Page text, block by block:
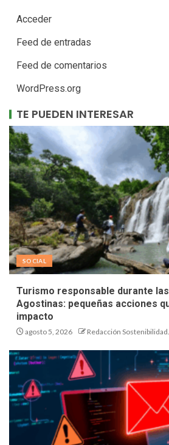
Acceder
Feed de entradas
Feed de comentarios
WordPress.org
TE PUEDEN INTERESAR
SOCIAL
Turismo responsable durante
Agostinas: pequeñas acciones
impacto
agosto 5, 2026 Redacción